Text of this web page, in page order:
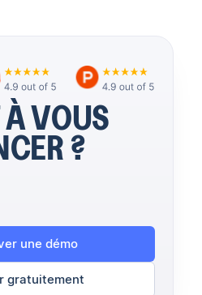
À VOUS
?
une démo
gratuitement